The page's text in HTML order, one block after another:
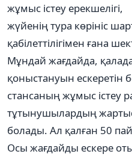
жұмыс істеу ерекшелігі,
жүйенің тура көрініс
қабілеттілігімен ғана
Мұндай жағдайда,
қоныстануын ескеретін
стансаның жұмыс істеу
тұтынушылардың
болады. Ал қалған 50
Осы жағдайды ескере